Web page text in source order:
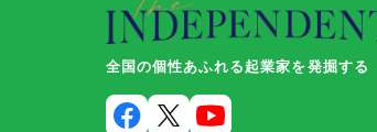
全国の個性あふれる起業家を発掘する